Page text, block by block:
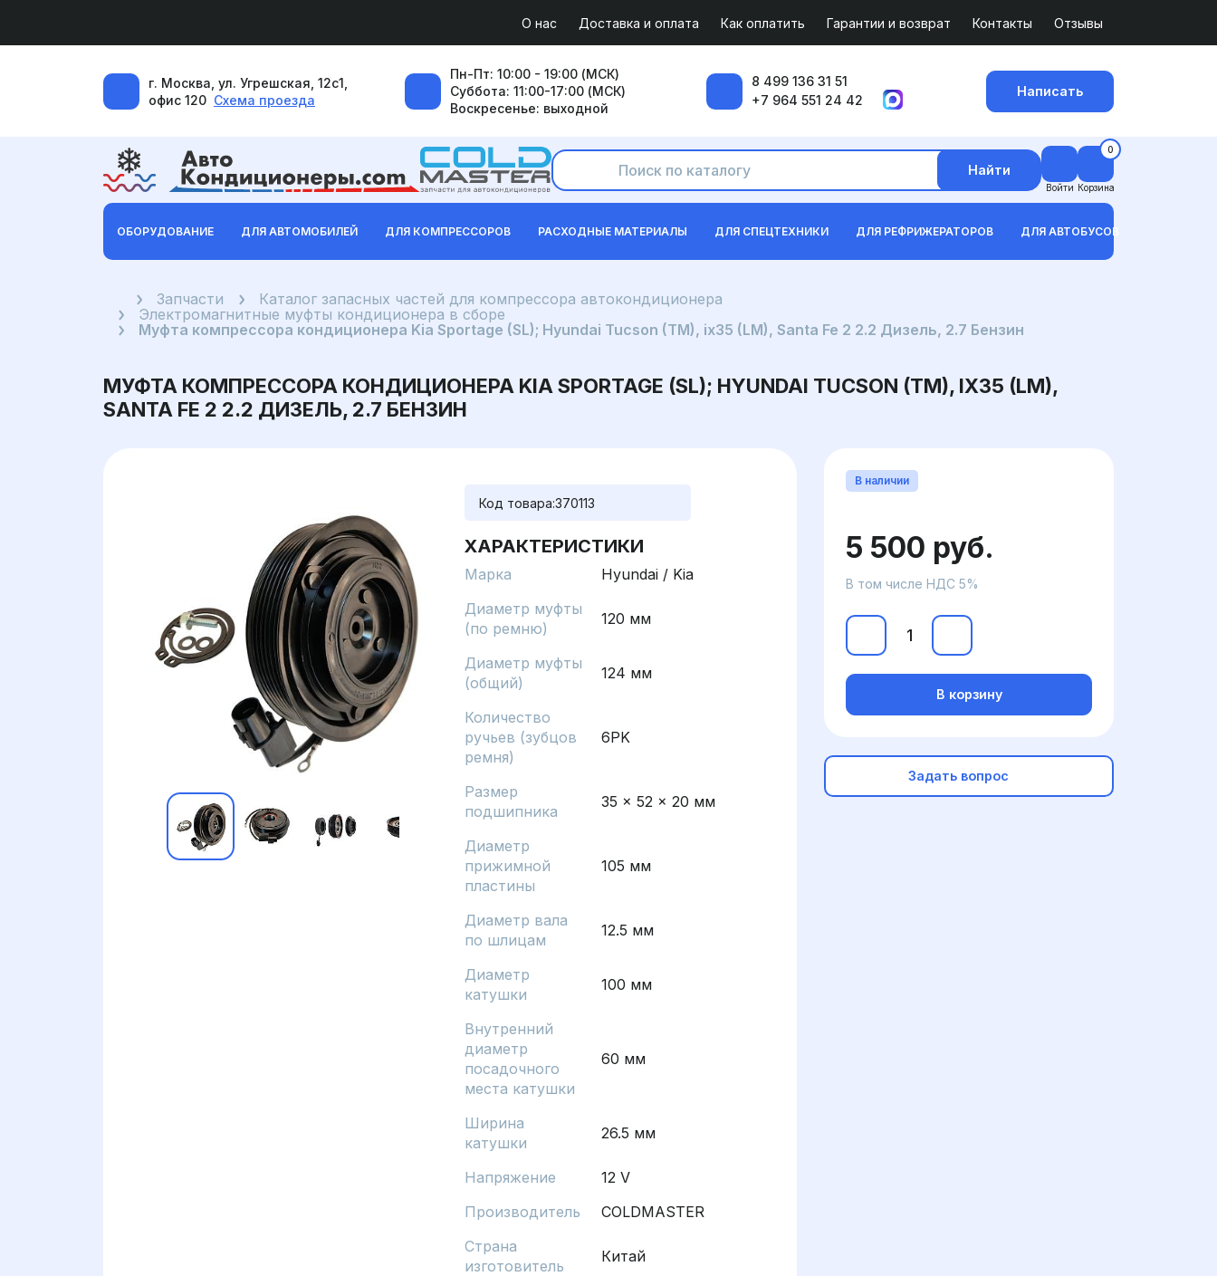
О нас Доставка и оплата Как оплатить Гарантии и возврат Контакты Отзывы
г. Москва, ул. Угрешская, 12с1,
офис 120 Схема проезда
Пн-Пт: 10:00 - 19:00 (МСК)
Суббота: 11:00-17:00 (МСК)
Воскресенье: выходной
8 499 136 31 51
+7 964 551 24 42
Написать
Найти
Войти
0
Корзина
ОБОРУДОВАНИЕ ДЛЯ АВТОМОБИЛЕЙ ДЛЯ КОМПРЕССОРОВ РАСХОДНЫЕ МАТЕРИАЛЫ ДЛЯ СПЕЦТЕХНИКИ ДЛЯ РЕФРИЖЕРАТОРОВ ДЛЯ АВТОБУСОВ
ГлавнаяЗапчасти
Каталог запасных частей для компрессора автокондиционера
Электромагнитные муфты кондиционера в сборе
Муфта компрессора кондиционера Kia Sportage (SL); Hyundai Tucson (TM), ix35 (LM), Santa Fe 2 2.2 Дизель, 2.7 Бензин
МУФТА КОМПРЕССОРА КОНДИЦИОНЕРА KIA SPORTAGE (SL); HYUNDAI TUCSON (TM), IX35 (LM),
SANTA FE 2 2.2 ДИЗЕЛЬ, 2.7 БЕНЗИН
Код товара:370113
ХАРАКТЕРИСТИКИ
Марка
Hyundai / Kia
Диаметр муфты
(по ремню)
120 мм
Диаметр муфты
(общий)
124 мм
Количество
ручьев (зубцов
ремня)
6PK
Размер
подшипника
35 x 52 x 20 мм
Диаметр
прижимной
пластины
105 мм
Диаметр вала
по шлицам
12.5 мм
Диаметр
катушки
100 мм
Внутренний
диаметр
посадочного
места катушки
60 мм
Ширина
катушки
26.5 мм
Напряжение
12 V
Производитель
COLDMASTER
Страна
изготовитель
Китай
В наличии
5 500 руб.
В том числе НДС 5%
В корзину
Задать вопрос